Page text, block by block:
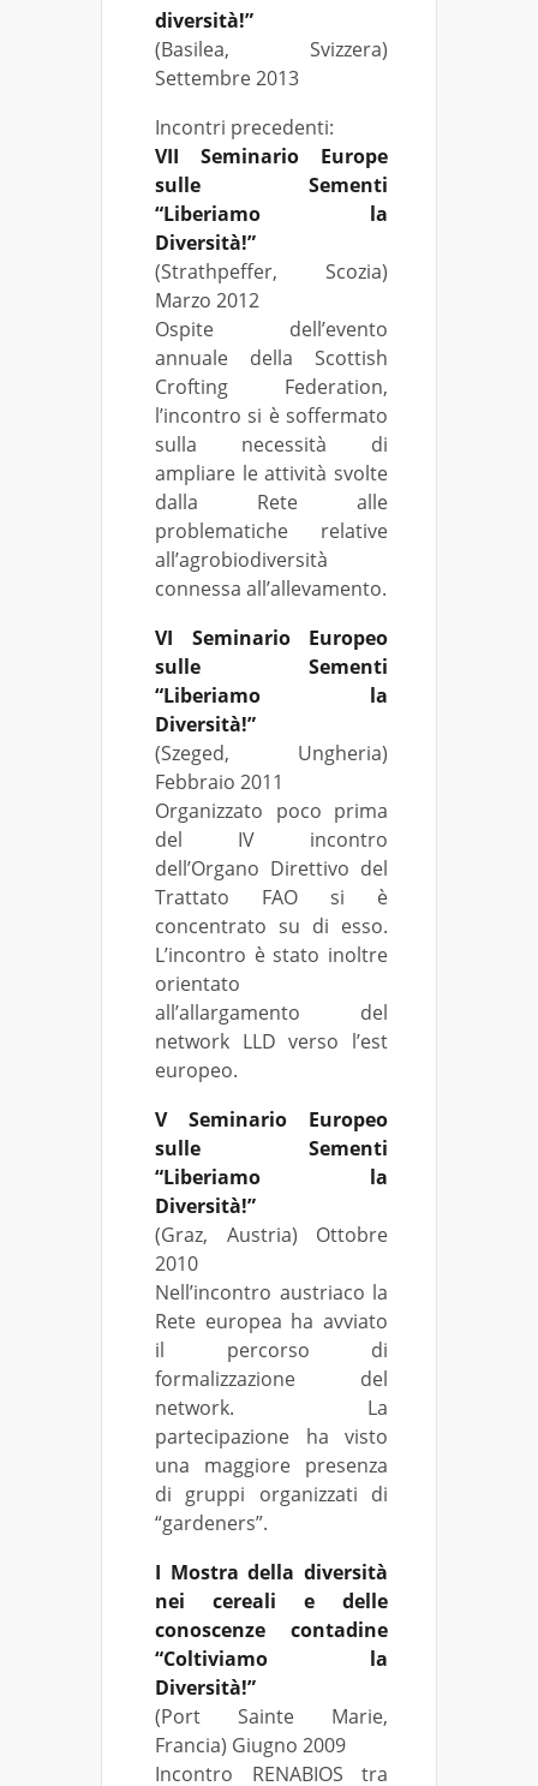
diversità!”
(Basilea, Svizzera)
Settembre 2013
Incontri precedenti:
VII Seminario Europe
sulle Sementi
“Liberiamo la
Diversità!”
(Strathpeffer, Scozia)
Marzo 2012
Ospite dell’evento
annuale della Scottish
Crofting Federation,
l’incontro si è soffermato
sulla necessità di
ampliare le attività svolte
dalla Rete alle
problematiche relative
all’agrobiodiversità
connessa all’allevamento.
VI Seminario Europeo
sulle Sementi
“Liberiamo la
Diversità!”
(Szeged, Ungheria)
Febbraio 2011
Organizzato poco prima
del IV incontro
dell’Organo Direttivo del
Trattato FAO si è
concentrato su di esso.
L’incontro è stato inoltre
orientato
all’allargamento del
network LLD verso l’est
europeo.
V Seminario Europeo
sulle Sementi
“Liberiamo la
Diversità!”
(Graz, Austria) Ottobre
2010
Nell’incontro austriaco la
Rete europea ha avviato
il percorso di
formalizzazione del
network. La
partecipazione ha visto
una maggiore presenza
di gruppi organizzati di
“gardeners”.
I Mostra della diversità
nei cereali e delle
conoscenze contadine
“Coltiviamo la
Diversità!”
(Port Sainte Marie,
Francia) Giugno 2009
Incontro RENABIOS tra